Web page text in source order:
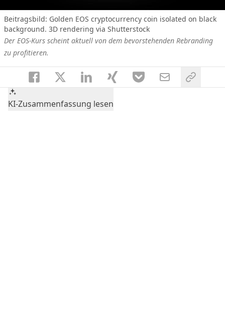
Beitragsbild: Golden EOS cryptocurrency coin isolated on black
background. 3D rendering via Shutterstock
Der EOS-Kurs scheint aktuell von dem bevorstehenden Rebranding
zu profitieren.
KI-Zusammenfassung lesen